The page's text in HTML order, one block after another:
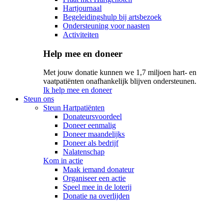
Hartjournaal
Begeleidingshulp bij artsbezoek
Ondersteuning voor naasten
Activiteiten
Help mee en doneer
Met jouw donatie kunnen we 1,7 miljoen hart- en
vaatpatiënten onafhankelijk blijven ondersteunen.
Ik help mee en doneer
Steun ons
Steun Hartpatiënten
Donateursvoordeel
Doneer eenmalig
Doneer maandelijks
Doneer als bedrijf
Nalatenschap
Kom in actie
Maak iemand donateur
Organiseer een actie
Speel mee in de loterij
Donatie na overlijden